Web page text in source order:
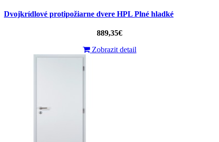
Dvojkrídlové protipožiarne dvere HPL Plné hladké
889,35€
Zobrazit detail